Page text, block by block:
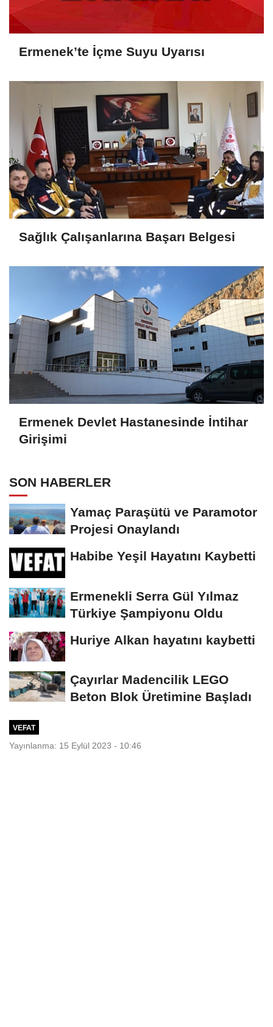
Ermenek’te İçme Suyu Uyarısı
Sağlık Çalışanlarına Başarı Belgesi
Ermenek Devlet Hastanesinde İntihar
Girişimi
SON HABERLER
Yamaç Paraşütü ve Paramotor
Projesi Onaylandı
Habibe Yeşil Hayatını Kaybetti
Ermenekli Serra Gül Yılmaz
Türkiye Şampiyonu Oldu
Huriye Alkan hayatını kaybetti
Çayırlar Madencilik LEGO
Beton Blok Üretimine Başladı
VEFAT
Yayınlanma: 15 Eylül 2023 - 10:46